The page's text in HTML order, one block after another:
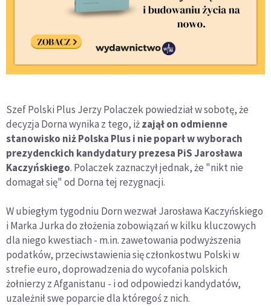
Szef Polski Plus Jerzy Polaczek powiedział w sobotę, że
decyzja Dorna wynika z tego, iżzajął on odmienne
stanowisko niż Polska Plus i nie poparł w wyborach
prezydenckich kandydatury prezesa PiS Jarosława
Kaczyńskiego. Polaczek zaznaczył jednak, że "nikt nie
domagał się" od Dorna tej rezygnacji.
W ubiegłym tygodniu Dorn wezwał Jarosława Kaczyńskiego
i Marka Jurka do złożenia zobowiązań w kilku kluczowych
dla niego kwestiach - m.in. zawetowania podwyższenia
podatków, przeciwstawienia się członkostwu Polski w
strefie euro, doprowadzenia do wycofania polskich
żołnierzy z Afganistanu - i od odpowiedzi kandydatów,
uzależnił swe poparcie dla któregoś z nich.